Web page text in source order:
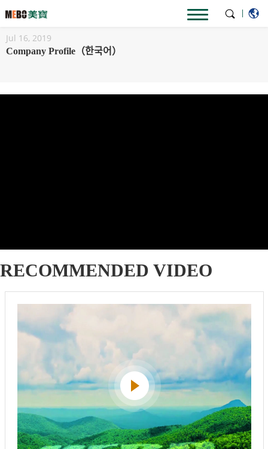
|
Home Video
Jul 16, 2019
Company Profile（한국어）
RECOMMENDED VIDEO